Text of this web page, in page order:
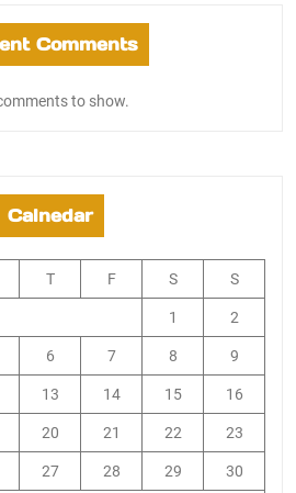
Comments
to show.
Calnedar
T F S S
1 2
6 7 8 9
13 14 15 16
20 21 22 23
27 28 29 30